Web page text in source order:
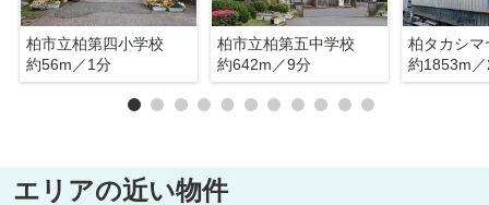
柏市立柏第四小学校
約56m／1分
柏市立柏第五中学校
約642m／9分
柏タカシマ
約1853m
エリアの近い物件